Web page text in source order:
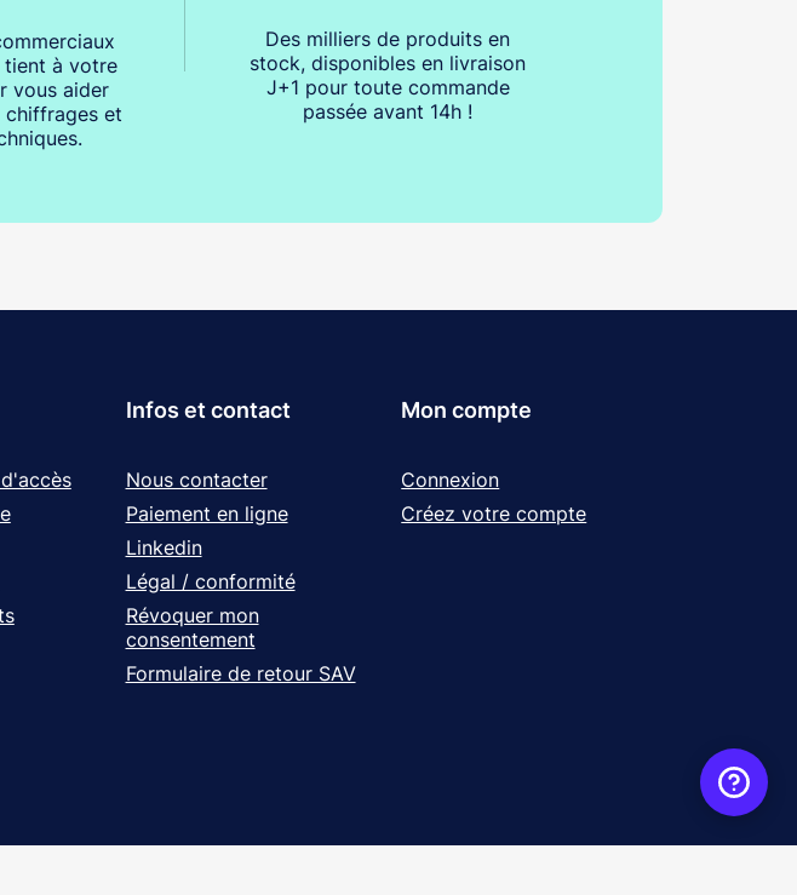
tient à votre
vous aider
chiffrages et
Des milliers de produits en
stock, disponibles en livraison
J+1 pour toute commande
passée avant 14h !
Infos et contact
Nous contacter
Paiement en ligne
Linkedin
Légal / conformité
Révoquer mon
consentement
Formulaire de retour SAV
Mon compte
Connexion
Créez votre compte